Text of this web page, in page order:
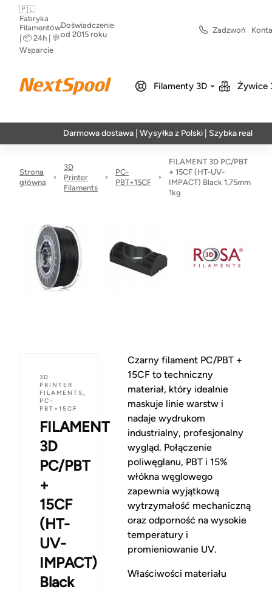
🇵🇱
Fabryka
Filamentów
| 📦 24h | 💬
Wsparcie
Doświadczenie
od 2015 roku
Zadzwoń
Filamenty 3D Żywice
Darmowa dostawa | Wysyłka z Polski | Szybka realizacja w 24h
Strona
główna
3D
Printer
Filaments
PC-
PBT+15CF
FILAMENT 3D PC/PBT
+ 15CF (HT-UV-
IMPACT) Black 1,75mm
1kg
3D
PRINTER
FILAMENTS,
PC-
PBT+15CF
FILAMENT
3D
PC/PBT
+
15CF
(HT-
UV-
IMPACT)
Black
Czarny filament PC/PBT +
15CF to techniczny
materiał, który idealnie
maskuje linie warstw i
nadaje wydrukom
industrialny, profesjonalny
wygląd. Połączenie
poliwęglanu, PBT i 15%
włókna węglowego
zapewnia wyjątkową
wytrzymałość mechaniczną
oraz odporność na wysokie
temperatury i
promieniowanie UV.
Właściwości materiału